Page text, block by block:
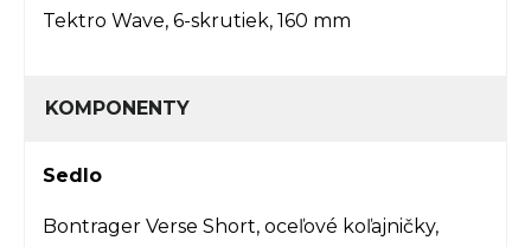
Tektro Wave, 6-skrutiek, 160 mm
KOMPONENTY
Sedlo
Bontrager Verse Short, oceľové koľajničky,